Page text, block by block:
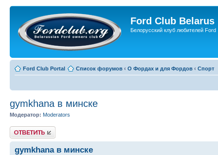
Ford Club Belarus
Белорусский клуб любителей Ford
Ford Club Portal Список форумов ‹ О Фордах и для Фордов ‹ Спорт
gymkhana в минске
Модератор: Moderators
Ответить
gymkhana в минске